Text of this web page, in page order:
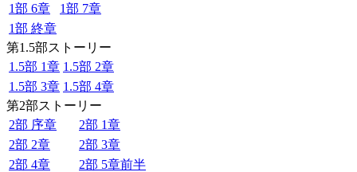
1部 6章
1部 7章
1部 終章
第1.5部ストーリー
1.5部 1章 1.5部 2章
1.5部 3章 1.5部 4章
第2部ストーリー
2部 序章
2部 1章
2部 2章
2部 3章
2部 4章
2部 5章前半